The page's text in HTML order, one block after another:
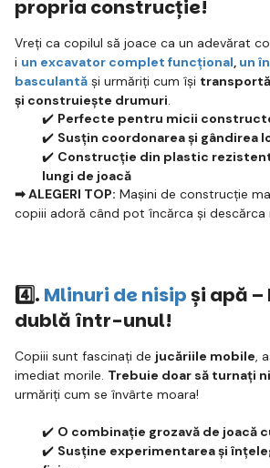
propria construcție!
Vreți ca copilul să joace ca un adevărat
i un excavator complet funcțional, un
basculantă și urmăriți cum își transportă
și construiește drumuri.
✔️ Perfecte pentru micii
✔️ Susțin coordonarea și gândirea
✔️ Construcție din plastic
lungi de joacă
➡ ALEGERI TOP: Mașini de construcție
copiii adoră când pot încărca și descărca
4️⃣. Mlinuri de nisipși apă
dublă într-unul!
Copiii sunt fascinați de jucăriile mobile,
imediat morile. Trebuie doar să turnați
urmăriți cum se învârte moara!
✔️ O combinație grozavă de joacă
✔️ Susține experimentarea și